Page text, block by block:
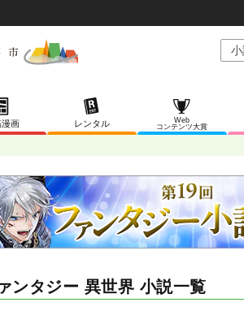
画 レンタル
Web
コンテンツ大賞
ンタジー 異世界 小説一覧